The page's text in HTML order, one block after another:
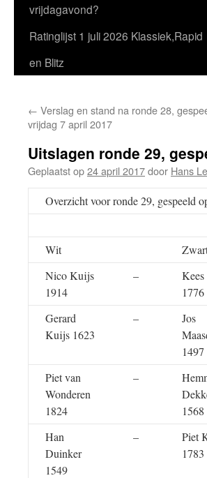
vrijdagavond?
Ratinglijst 1 juli 2026 Klassiek,Rapid
en Blitz
← Verslag en stand na ronde 28,
vrijdag 7 april 2017
Uitslagen ronde 29,
Geplaatst op24 april 2017door Hans
Overzicht voor ronde 29, gespeeld
Wit
Nico Kuijs
1914
–
1776
Gerard
Kuijs 1623
–
Jos
1497
Piet van
Wonderen
1824
–
1568
Han
Duinker
1549
–
Piet
1783